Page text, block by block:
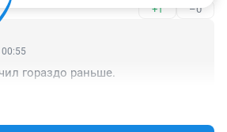
видела и номера его телефона в
+1 –0
гораздо раньше.